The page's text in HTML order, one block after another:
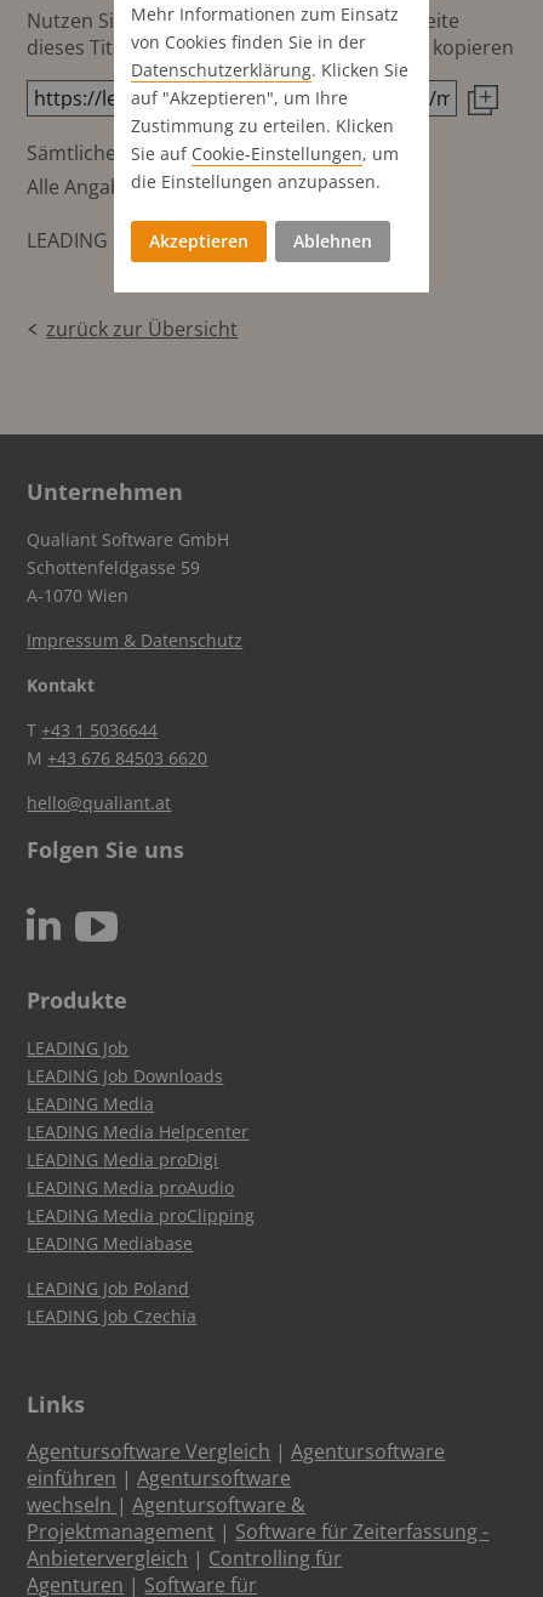
Nutzen Sie diesen Button um den Link zur Seite
dieses Titels direkt in die Zwischenablage zu kopieren
Sämtliche Preisangaben in CHF
Alle Angaben ohne Gewähr
LEADING MediaBase Data
zurück zur Übersicht
Unternehmen
Qualiant Software GmbH
Schottenfeldgasse 59
A-1070 Wien
Impressum & Datenschutz
Kontakt
T+43 1 5036644
M+43 676 84503 6620
hello@qualiant.at
Folgen Sie uns
N c
Produkte
LEADING Job
LEADING Job Downloads
LEADING Media
LEADING Media Helpcenter
LEADING Media proDigi
LEADING Media proAudio
LEADING Media proClipping
LEADING Mediabase
LEADING Job Poland
LEADING Job Czechia
Links
Agentursoftware Vergleich |Agentursoftware
einführen |Agentursoftware
wechseln |Agentursoftware &
Projektmanagement | Software für Zeiterfassung -
Anbietervergleich | Controlling für
Agenturen | Software für
Mehr Informationen zum Einsatz
von Cookies finden Sie in der
Datenschutz­erklärung. Klicken Sie
auf "Akzeptieren", um Ihre
Zustimmung zu erteilen. Klicken
Sie auf Cookie-Einstellungen, um
die Einstellungen anzupassen.
Akzeptieren Ablehnen